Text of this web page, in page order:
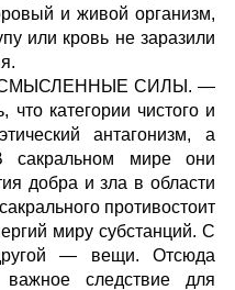
и живой организм,
или кровь не заразили
СИЛЫ. —
что категории чистого и
антагонизм, а
сакральном мире они
добра и зла в области
противостоит
миру субстанций. С
— вещи. Отсюда
важное следствие для